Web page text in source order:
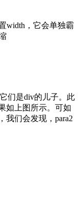
width，它会单独霸
们是div的儿子。此
如上图所示。可如
我们会发现，para2